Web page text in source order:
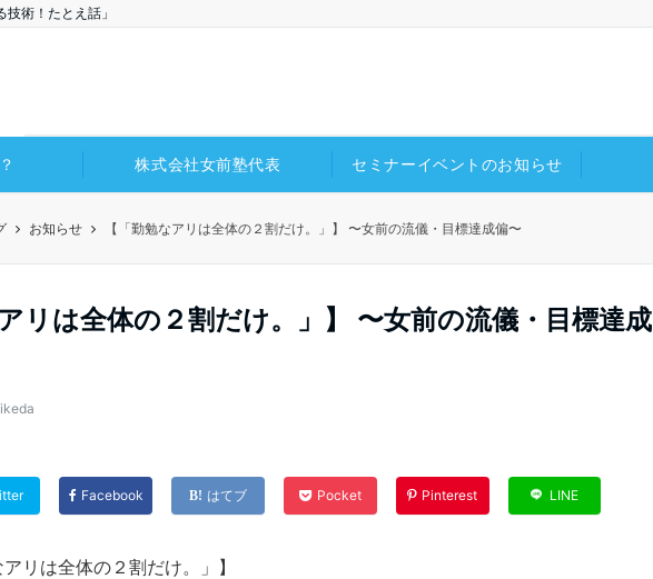
技術！たとえ話」
株式会社女前塾代表 セミナーイベントのお知らせ
お知らせ 【「勤勉なアリは全体の２割だけ。」】 〜女前の流儀・目標達成偏〜
アリは全体の２割だけ。」】 〜女前の流儀・目標達成
ikeda
Facebook はてブ Pocket Pinterest LINE
アリは全体の２割だけ。」】